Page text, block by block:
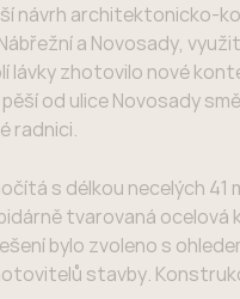
návrh architektonicko-
a Novosady,
lávky zhotovilo nové
od ulice Novosady
radnici.
s délkou necelých
tvarovaná
bylo zvoleno s
stavby.